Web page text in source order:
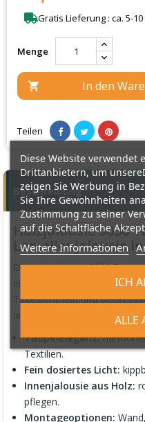
Gratis Lieferung : ca. 5-
Menge
 In den
Teilen
Beschreibung
Holzjalousie 5036
Lamellenjalousie
Die Holzjalousie 5036
einen dezenten,
Tageslicht fein und bietet
Taupe-Eleganz:
Textilien.
Fein dosiertes Licht:
Innenjalousie aus Holz:
pflegen.
Montageoptionen:
Diese Website verwendet
Drittanbietern, um
zeigen Sie Werbung in
Sie Ihre Gewohnheiten
Zustimmung zu seiner
auf die Schaltfläche
Weitere Informationen
ALLE
ICH